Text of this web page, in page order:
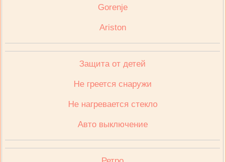
Gorenje
Ariston
Защита от детей
Не греется снаружи
Не нагревается стекло
Авто выключение